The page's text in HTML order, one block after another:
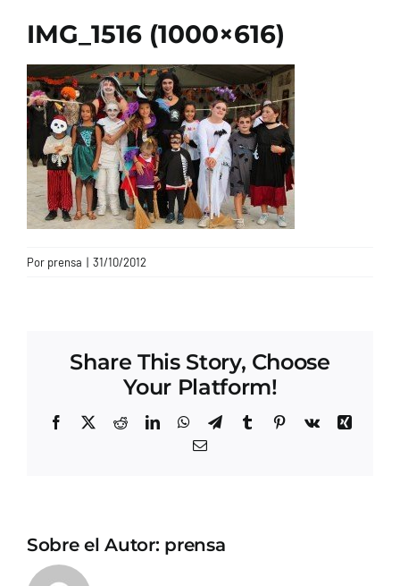
CONTACTO
IMG_1516 (1000×616)
Por prensa | 31/10/2012
Share This Story, Choose
Your Platform!
Facebook
X RedditLinkedInWhatsApp
TelegramTumblrPinterest
Vk
Xing
Correo
Sobre el Autor: prensa